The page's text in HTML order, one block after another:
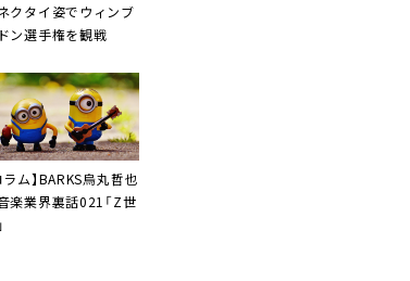
クタイ姿でウィンブ
ン選手権を観戦
ラム】BARKS烏丸哲也
楽業界裏話021「Z世